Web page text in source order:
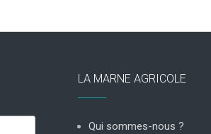
LA MARNE AGRICOLE
Qui sommes-nous ?